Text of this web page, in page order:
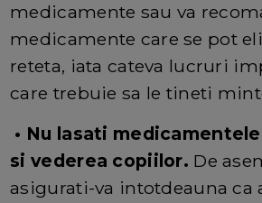
medicamente sau va
medicamente care se pot
reteta, iata cateva lucruri
care trebuie sa le tineti
• Nu lasati
si vederea copiilor. De
asigurati-va intotdeauna ca